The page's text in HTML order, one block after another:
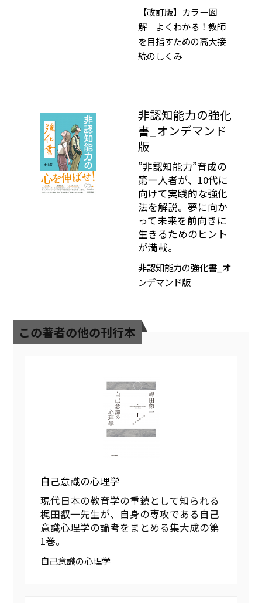
【改訂版】カラー図
解 よくわかる！教師
を目指すための高大接
続のしくみ
非認知能力の強化
書_オンデマンド
版
”非認知能力”育成の
第一人者が、10代に
向けて実践的な強化
法を解説。夢に向か
って未来を前向きに
生きるためのヒント
が満載。
非認知能力の強化書_オ
ンデマンド版
この著者の他の刊行本
自己意識の心理学
現代日本の教育学の重鎮として知られる
梶田叡一先生が、自身の専攻である自己
意識心理学の論考をまとめる集大成の第
1巻。
自己意識の心理学